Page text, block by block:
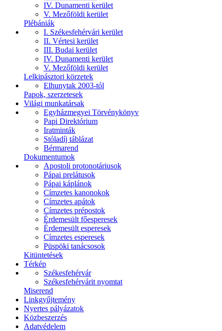
IV. Dunamenti kerület
V. Mezőföldi kerület
Plébániák
I. Székesfehérvári kerület
II. Vértesi kerület
III. Budai kerület
IV. Dunamenti kerület
V. Mezőföldi kerület
Lelkipásztori körzetek
Elhunytak 2003-tól
Papok, szerzetesek
Világi munkatársak
Egyházmegyei Törvénykönyv
Papi Direktórium
Iratminták
Stóladíj táblázat
Bérmarend
Dokumentumok
Apostoli protonotáriusok
Pápai prelátusok
Pápai káplánok
Címzetes kanonokok
Címzetes apátok
Címzetes prépostok
Érdemesült főesperesek
Érdemesült esperesek
Címzetes esperesek
Püspöki tanácsosok
Kitüntetések
Térkép
Székesfehérvár
Székesfehérvárit nyomtat
Miserend
Linkgyűjtemény
Nyertes pályázatok
Közbeszerzés
Adatvédelem